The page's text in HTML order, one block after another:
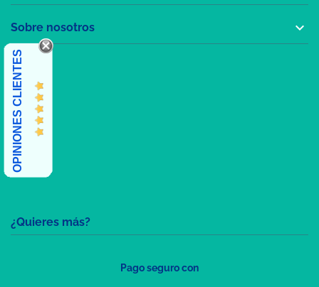
¿Quieres más?
Sobre nosotros 
OPINIONES CLIENTES
Pago seguro con